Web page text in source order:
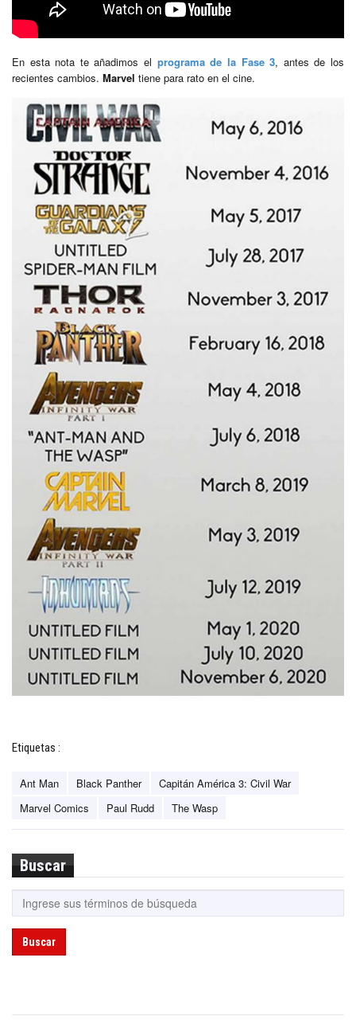
En esta nota te añadimos el programa de la Fase 3, antes de los
recientes cambios. Marvel tiene para rato en el cine.
Etiquetas :
Ant Man Black Panther
Capitán América 3: Civil War
Marvel Comics
Paul Rudd The Wasp
Buscar
Buscar